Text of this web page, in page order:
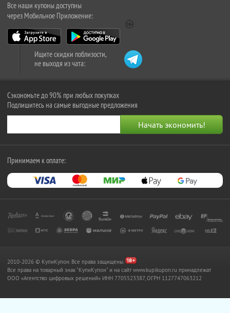
Все наши купоны доступны
через Мобильное Приложение:
Ищите скидки поблизости,
не выходя из чата:
Сэкономьте до 90% при любых покупках
Подпишитесь на самые выгодные предложения
Принимаем к оплате:
2010-2026 © КупиКупон. Все права защищены.
Все права на товарный знак "КупиКупон" и на сайт www.kupikupon.ru принадлежат
OOO «Агентство цифровых решений» ИНН 7705523387, ОГРН 1127747063212